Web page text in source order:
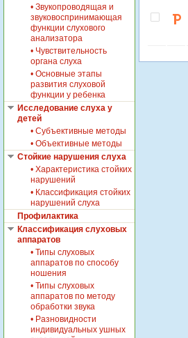
• Звукопроводящая и
звуковоспринимающая
функции слухового
анализатора
• Чувствительность
органа слуха
• Основные этапы
развития слуховой
функции у ребенка
Исследование слуха у
детей
• Субъективные методы
• Объективные методы
Стойкие нарушения слуха
• Характеристика стойких
нарушений
• Классификация стойких
нарушений слуха
Профилактика
Классификация слуховых
аппаратов
• Типы слуховых
аппаратов по способу
ношения
• Типы слуховых
аппаратов по методу
обработки звука
• Разновидности
индивидуальных ушных
ć